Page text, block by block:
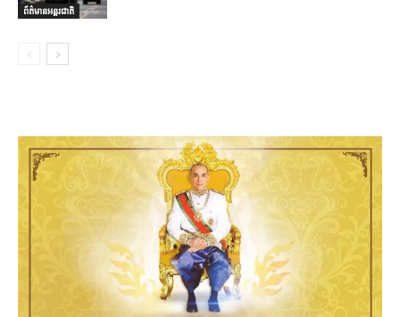
ព័ត៌មានអន្តរជាតិ